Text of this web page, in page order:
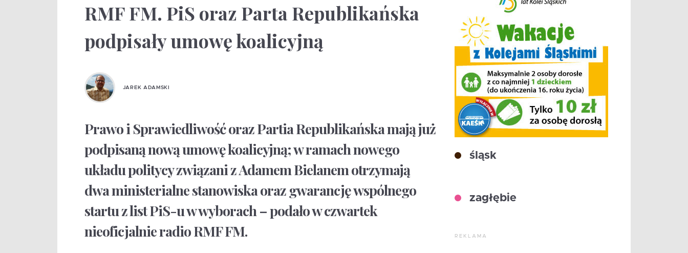
RMF FM. PiS oraz Parta Republikańska
podpisały umowę koalicyjną
JAREK ADAMSKI
Prawo i Sprawiedliwość oraz Partia Republikańska mają już
podpisaną nową umowę koalicyjną; w ramach nowego
układu politycy związani z Adamem Bielanem otrzymają
dwa ministerialne stanowiska oraz gwarancję wspólnego
startu z list PiS-u w wyborach – podało w czwartek
nieoficjalnie radio RMF FM.
śląsk
zagłębie
REKLAMA